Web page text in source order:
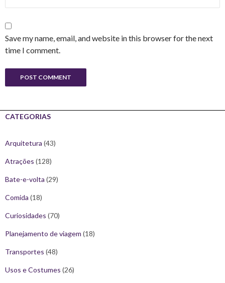
Save my name, email, and website in this browser for the next
time I comment.
CATEGORIAS
Arquitetura (43)
Atrações (128)
Bate-e-volta (29)
Comida (18)
Curiosidades (70)
Planejamento de viagem (18)
Transportes (48)
Usos e Costumes (26)